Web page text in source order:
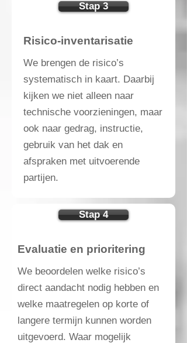
Stap 3
Risico-inventarisatie
We brengen de risico’s
systematisch in kaart. Daarbij
kijken we niet alleen naar
technische voorzieningen, maar
ook naar gedrag, instructie,
gebruik van het dak en
afspraken met uitvoerende
partijen.
Stap 4
​Evaluatie en prioritering
We beoordelen welke risico’s
direct aandacht nodig hebben en
welke maatregelen op korte of
langere termijn kunnen worden
uitgevoerd. Waar mogelijk